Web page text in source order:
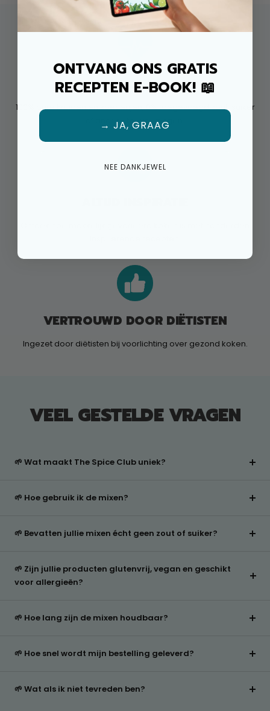
100% GEZOND
100% pure kruiden en specerijen, 0% toegevoegd zout, suiker
of andere toevoegingen.
VERTROUWD DOOR DIËTISTEN
Ingezet door diëtisten bij voorlichting over gezond koken.
VEEL GESTELDE VRAGEN
🌱 Wat maakt The Spice Club uniek?
🌱 Hoe gebruik ik de mixen?
🌱 Bevatten jullie mixen écht geen zout of suiker?
🌱 Zijn jullie producten glutenvrij, vegan en geschikt
voor allergieën?
🌱 Hoe lang zijn de mixen houdbaar?
🌱 Hoe snel wordt mijn bestelling geleverd?
🌱 Wat als ik niet tevreden ben?
ONTVANG ONS GRATIS
RECEPTEN E-BOOK! 📖
→ JA, GRAAG
NEE DANKJEWEL